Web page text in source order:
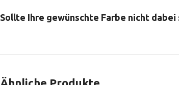
Sollte Ihre gewünschte Farbe nicht dabei